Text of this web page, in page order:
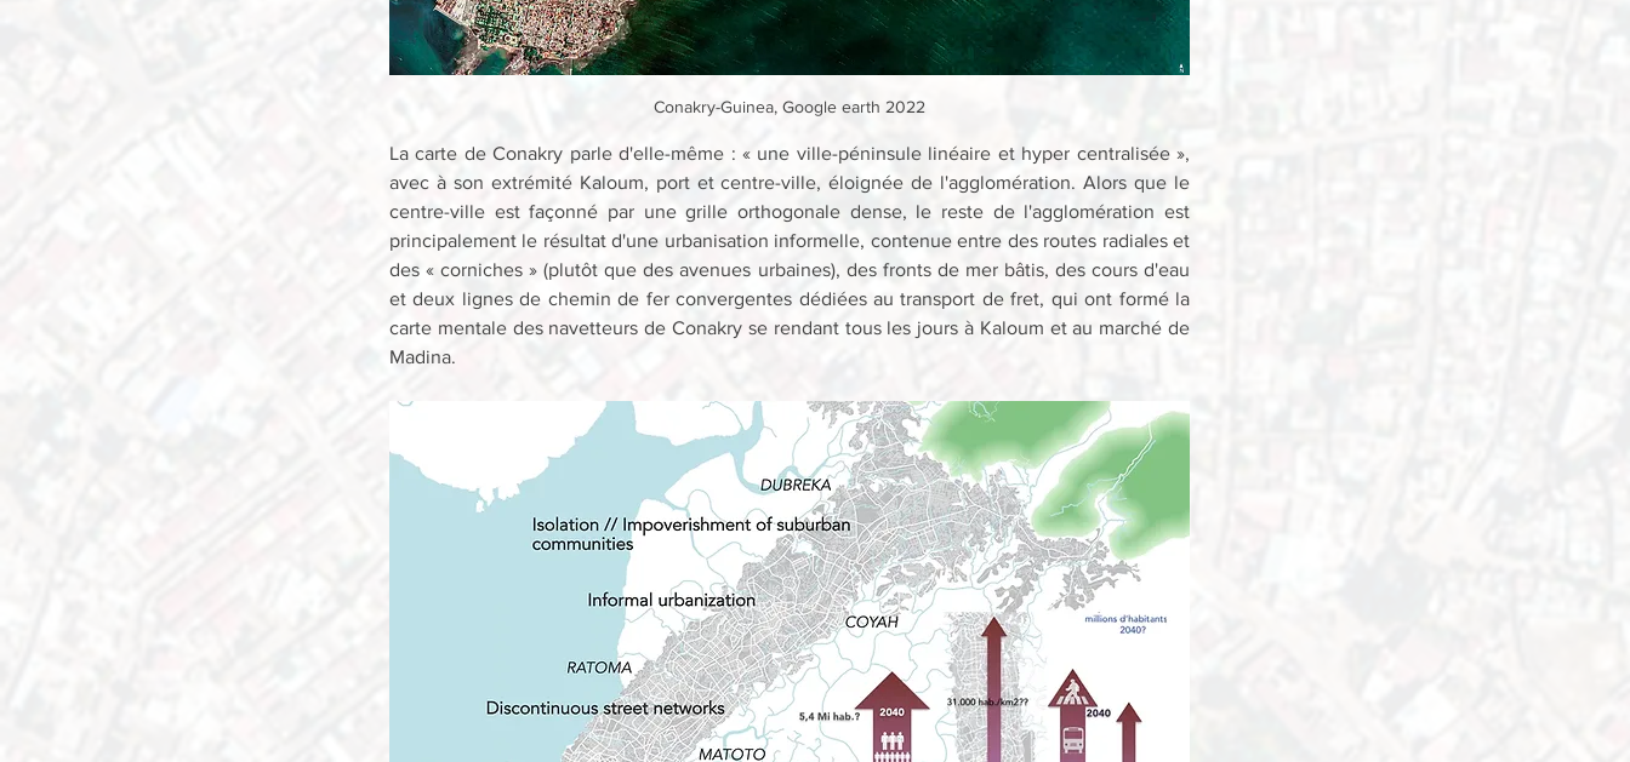
Conakry-Guinea, Google earth 2022
La carte de Conakry parle d'elle-même : « une ville-péninsule linéaire et hyper centralisée »,
avec à son extrémité Kaloum, port et centre-ville, éloignée de l'agglomération. Alors que le
centre-ville est façonné par une grille orthogonale dense, le reste de l'agglomération est
principalement le résultat d'une urbanisation informelle, contenue entre des routes radiales et
des « corniches » (plutôt que des avenues urbaines), des fronts de mer bâtis, des cours d'eau
et deux lignes de chemin de fer convergentes dédiées au transport de fret, qui ont formé la
carte mentale des navetteurs de Conakry se rendant tous les jours à Kaloum et au marché de
Madina.